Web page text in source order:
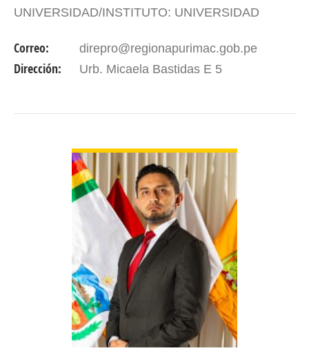
UNIVERSIDAD/INSTITUTO: UNIVERSIDAD
– PERU DNI: 44482013 PERIODO DE GESTIÓN:
2 de octubre de 2025
Correo: direpro@regionapurimac.gob.pe
Dirección: Urb. Micaela Bastidas E 5